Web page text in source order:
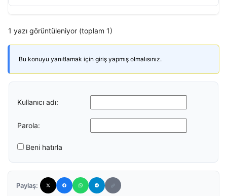
1 yazı görüntüleniyor (toplam 1)
Bu konuyu yanıtlamak için giriş yapmış olmalısınız.
Kullanıcı adı:
Parola:
Beni hatırla
Paylaş: